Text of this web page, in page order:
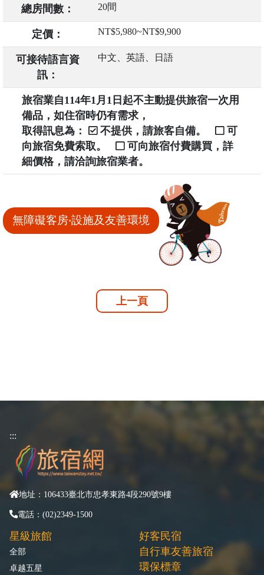
總房間數： 20間
定價： NT$5,980~NT$9,900
可接待語言資
訊：
中文、英語、日語
旅宿業自114年1月1日起不主動提供旅宿一次用
備品，如住宿時仍有需求，
取得訊息為：
不提供，請旅客自備。
可
向旅宿免費索取。
可向旅宿付費購買，詳
細價格，請洽詢旅宿業者。
無障礙客房‧設施及友善環境
上一頁
:::
地址：106433臺北市忠孝東路4段290號9樓
電話：(02)2349-1500
星級旅館
全部
卓越五星
好客民宿
自行車友善旅宿
環保標章